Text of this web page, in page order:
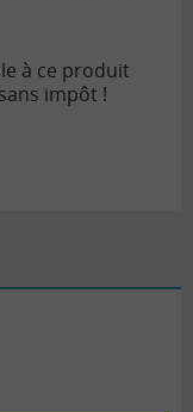
à ce produit
impôt !